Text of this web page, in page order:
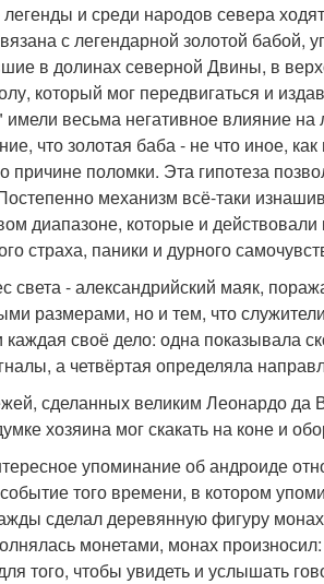
и среди народов севера
с легендарной золотой
в долинах северной Двины, в
который мог передвигаться и
имели весьма негативное влияние
что золотая баба - не что иное,
причине поломки. Эта гипотеза
механизм всё-таки
диапазоне, которые и
страха, паники и дурного
света - александрийский маяк,
размерами, но и тем, что
своё дело: одна показывала
а четвёртая определяла
сделанных великим Леонардо да
хозяина мог скакать на коне и
упоминание об андроиде
того времени, в котором
сделал деревянную фигуру
монетами, монах
того, чтобы увидеть и услышать